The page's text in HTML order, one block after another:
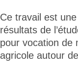
Ce travail est
résultats de
pour vocation de
agricole autour